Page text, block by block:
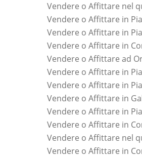
Vendere o Affittare in
Vendere o Affittare ad
Vendere o Affittare in
Vendere o Affittare in
Vendere o Affittare in
Vendere o Affittare nel